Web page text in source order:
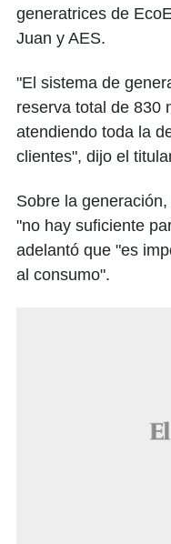
generatrices de
Juan y AES.
"El sistema de
reserva total de 830
atendiendo toda la
clientes", dijo el
Sobre la
"no hay suficiente
adelantó que "es
al consumo".